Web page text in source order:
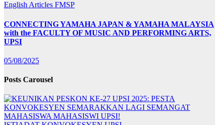
English Articles FMSP
CONNECTING YAMAHA JAPAN & YAMAHA MALAYSIA
with the FACULTY OF MUSIC AND PERFORMING ARTS,
UPSI
05/08/2025
Posts Carousel